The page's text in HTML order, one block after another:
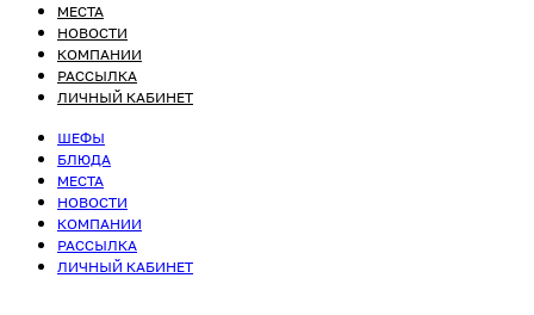
МЕСТА
НОВОСТИ
КОМПАНИИ
РАССЫЛКА
ЛИЧНЫЙ КАБИНЕТ
ШЕФЫ
БЛЮДА
МЕСТА
НОВОСТИ
КОМПАНИИ
РАССЫЛКА
ЛИЧНЫЙ КАБИНЕТ